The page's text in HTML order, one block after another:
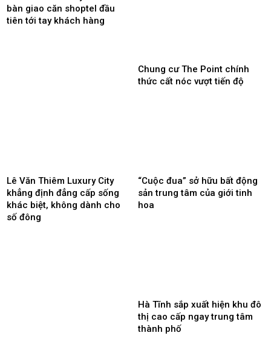
bàn giao căn shoptel đầu
tiên tới tay khách hàng
Chung cư The Point chính
thức cất nóc vượt tiến độ
Lê Văn Thiêm Luxury City
khẳng định đẳng cấp sống
khác biệt, không dành cho
số đông
“Cuộc đua” sở hữu bất động
sản trung tâm của giới tinh
hoa
Hà Tĩnh sắp xuất hiện khu đô
thị cao cấp ngay trung tâm
thành phố